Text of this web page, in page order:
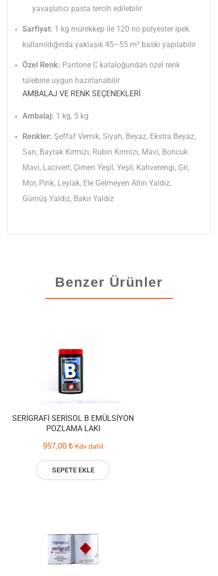
yavaşlatıcı pasta tercih edilebilir
Sarfiyat: 1 kg mürekkep ile 120 no polyester ipek
kullanıldığında yaklaşık 45–55 m² baskı yapılabilir
Özel Renk: Pantone C kataloğundan özel renk
talebine uygun hazırlanabilir
AMBALAJ VE RENK SEÇENEKLERI
Ambalaj: 1 kg, 5 kg
Renkler: Şeffaf Vernik, Siyah, Beyaz, Ekstra Beyaz,
Sarı, Bayrak Kırmızı, Rubin Kırmızı, Mavi, Boncuk
Mavi, Lacivert, Çimen Yeşil, Yeşil, Kahverengi, Gri,
Mor, Pink, Leylak, Ele Gelmeyen Altın Yaldız,
Gümüş Yaldız, Bakır Yaldız
Benzer Ürünler
SERIGRAFI SERISOL B EMÜLSIYON
POZLAMA LAKI
957,00 ₺ Kdv dahil
SEPETE EKLE